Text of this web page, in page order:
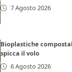
7 Agosto 2026
Bioplastiche
spicca il volo
6 Agosto 2026